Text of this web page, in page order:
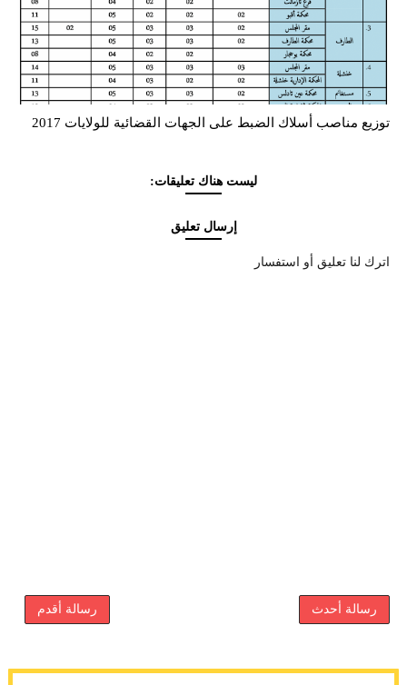
توزيع مناصب أسلاك الضبط على الجهات القضائية للولايات 2017
ليست هناك تعليقات:
إرسال تعليق
اترك لنا تعليق أو استفسار
رسالة أحدث رسالة أقدم